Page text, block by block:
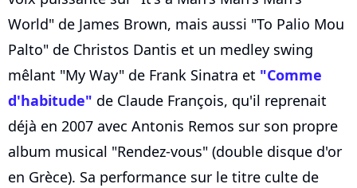
World" de James Brown, mais aussi "To Palio Mou
Palto" de Christos Dantis et un medley swing
mêlant "My Way" de Frank Sinatra et "Comme
d'habitude" de Claude François, qu'il reprenait
déjà en 2007 avec Antonis Remos sur son propre
album musical "Rendez-vous" (double disque d'or
en Grèce). Sa performance sur le titre culte de